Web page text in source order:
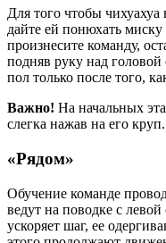
Для того чтобы чихуахуа
дайте ей понюхать
произнесите команду,
подняв руку над
пол только после того,
Важно! На начальных
слегка нажав на его круп.
«Рядом»
Обучение команде
ведут на поводке с
ускоряет шаг, ее